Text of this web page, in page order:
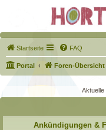
Startseite FAQ
Portal Foren-Übersicht
Aktuelle
Ankündigungen &